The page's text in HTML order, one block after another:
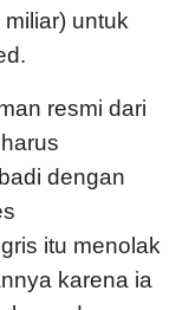
untuk
resmi dari
dengan
itu menolak
karena ia